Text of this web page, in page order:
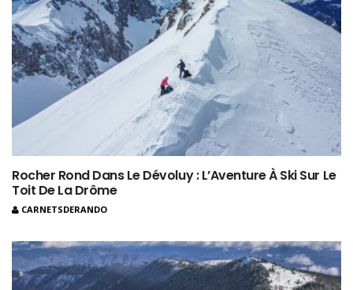
Rocher Rond Dans Le Dévoluy : L’Aventure À Ski Sur Le
Toit De La Drôme
CARNETSDERANDO